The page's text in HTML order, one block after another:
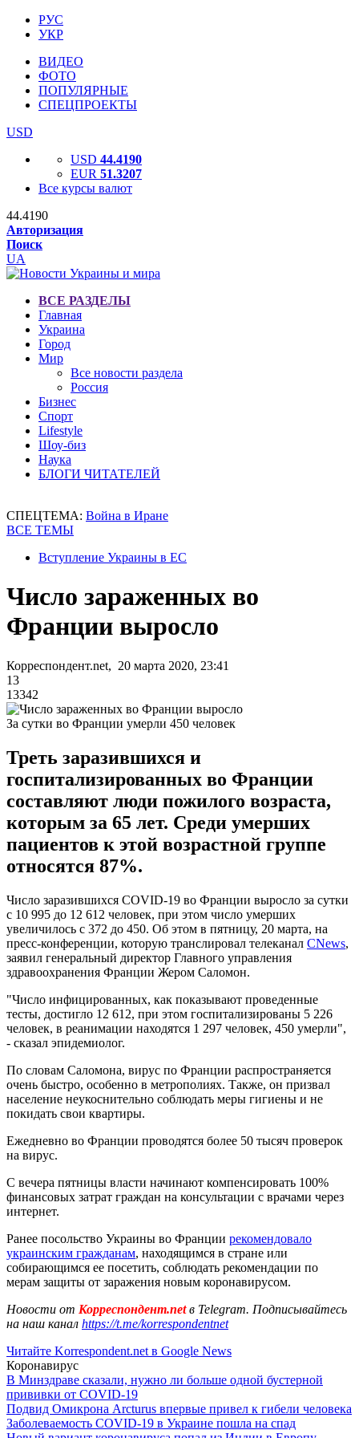
РУС
УКР
ВИДЕО
ФОТО
ПОПУЛЯРНЫЕ
СПЕЦПРОЕКТЫ
USD
USD 44.4190
EUR 51.3207
Все курсы валют
44.4190
Авторизация
Поиск
UA
ВСЕ РАЗДЕЛЫ
Главная
Украина
Город
Мир
Все новости раздела
Россия
Бизнес
Спорт
Lifestyle
Шоу-биз
Наука
БЛОГИ ЧИТАТЕЛЕЙ
СПЕЦТЕМА: Война в Иране
ВСЕ ТЕМЫ
Вступление Украины в ЕС
Число зараженных во
Франции выросло
Корреспондент.net, 20 марта 2020, 23:41
13
13342
За сутки во Франции умерли 450 человек
Треть заразившихся и
госпитализированных во Франции
составляют люди пожилого возраста,
которым за 65 лет. Среди умерших
пациентов к этой возрастной группе
относятся 87%.
Число заразившихся COVID-19 во Франции выросло за сутки
с 10 995 до 12 612 человек, при этом число умерших
увеличилось с 372 до 450. Об этом в пятницу, 20 марта, на
пресс-конференции, которую транслировал телеканал CNews,
заявил генеральный директор Главного управления
здравоохранения Франции Жером Саломон.
"Число инфицированных, как показывают проведенные
тесты, достигло 12 612, при этом госпитализированы 5 226
человек, в реанимации находятся 1 297 человек, 450 умерли",
- сказал эпидемиолог.
По словам Саломона, вирус по Франции распространяется
очень быстро, особенно в метрополиях. Также, он призвал
население неукоснительно соблюдать меры гигиены и не
покидать свои квартиры.
Ежедневно во Франции проводятся более 50 тысяч проверок
на вирус.
С вечера пятницы власти начинают компенсировать 100%
финансовых затрат граждан на консультации с врачами через
интернет.
Ранее посольство Украины во Франции рекомендовало
украинским гражданам, находящимся в стране или
собирающимся ее посетить, соблюдать рекомендации по
мерам защиты от заражения новым коронавирусом.
Новости от Корреспондент.netв Telegram. Подписывайтесь
на наш канал https://t.me/korrespondentnet
Читайте Korrespondent.net в Google News
Коронавирус
В Минздраве сказали, нужно ли больше одной бустерной
прививки от COVID-19
Подвид Омикрона Arcturus впервые привел к гибели человека
Заболеваемость COVID-19 в Украине пошла на спад